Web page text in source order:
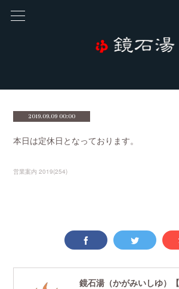
2019.09.09 00:00
本日は定休日となっております。
営業案内 2019(254)